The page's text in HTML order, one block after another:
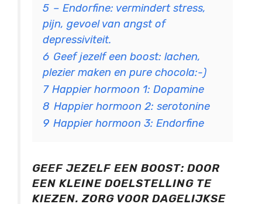
5 – Endorfine: vermindert stress,
pijn, gevoel van angst of
depressiviteit.
6 Geef jezelf een boost: lachen,
plezier maken en pure chocola:-)
7 Happier hormoon 1: Dopamine
8 Happier hormoon 2: serotonine
9 Happier hormoon 3: Endorfine
GEEF JEZELF EEN BOOST: DOOR
EEN KLEINE DOELSTELLING TE
KIEZEN. ZORG VOOR DAGELIJKSE